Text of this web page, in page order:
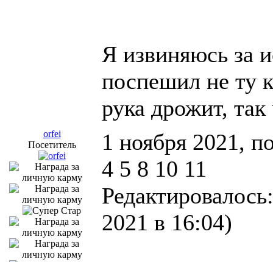
Я извиняюсь за
поспешил не ту
рука дрожит,
orfei
Посетитель
1 ноября 2021,
4 5 8 10 11
2021 в 16:04)